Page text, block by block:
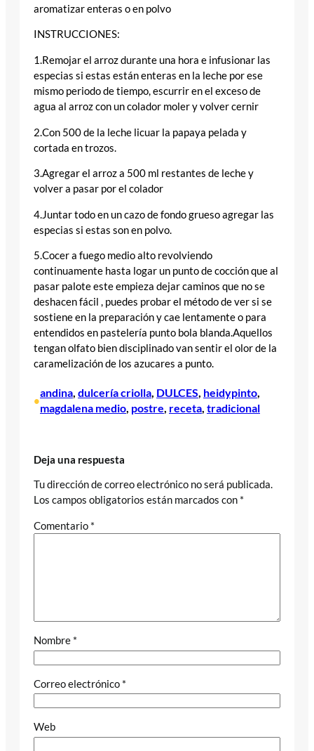
aromatizar enteras o en polvo
INSTRUCCIONES:
1.Remojar el arroz durante una hora e infusionar las
especias si estas están enteras en la leche por ese
mismo periodo de tiempo, escurrir en el exceso de
agua al arroz con un colador moler y volver cernir
2.Con 500 de la leche licuar la papaya pelada y
cortada en trozos.
3.Agregar el arroz a 500 ml restantes de leche y
volver a pasar por el colador
4.Juntar todo en un cazo de fondo grueso agregar las
especias si estas son en polvo.
5.Cocer a fuego medio alto revolviendo
continuamente hasta logar un punto de cocción que al
pasar palote este empieza dejar caminos que no se
deshacen fácil , puedes probar el método de ver si se
sostiene en la preparación y cae lentamente o para
entendidos en pastelería punto bola blanda.Aquellos
tengan olfato bien disciplinado van sentir el olor de la
caramelización de los azucares a punto.
•
andina dulcería criolla DULCES heidypinto
magdalena medio postre receta tradicional
Deja una respuesta
Tu dirección de correo electrónico no será publicada.
Los campos obligatorios están marcados con *
Comentario *
Nombre *
Correo electrónico *
Web